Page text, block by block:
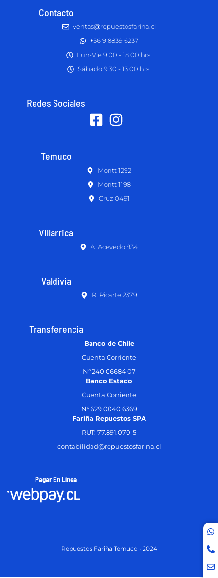
Contacto
ventas@repuestosfarina.cl
+56 9 8839 6237
Lun-Vie 9:00 - 18:00 hrs.
Sábado 9:30 - 13:00 hrs.
Redes Sociales
Temuco
Montt 1292
Montt 1198
Cruz 0491
Villarrica
A. Acevedo 834
Valdivia
R. Picarte 2379
Transferencia
Banco de Chile
Cuenta Corriente
N° 240 06684 07
Banco Estado
Cuenta Corriente
N° 629 0040 6369
Fariña Repuestos SPA
RUT: 77.891.070-5
contabilidad@repuestosfarina.cl
Pagar En Línea
Repuestos Fariña Temuco • 2024